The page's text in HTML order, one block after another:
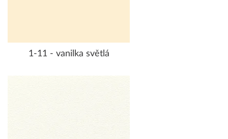
1-11 - vanilka světlá